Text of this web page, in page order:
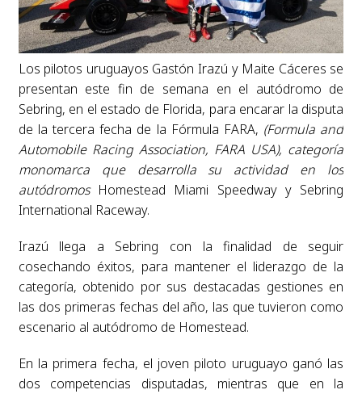
Los pilotos uruguayos Gastón Irazú y Maite Cáceres se
presentan este fin de semana en el autódromo de
Sebring, en el estado de Florida, para encarar la disputa
de la tercera fecha de la Fórmula FARA, (Formula and
Automobile Racing Association, FARA USA), categoría
monomarca que desarrolla su actividad en los
autódromosHomestead Miami Speedway y Sebring
International Raceway.
Irazú llega a Sebring con la finalidad de seguir
cosechando éxitos, para mantener el liderazgo de la
categoría, obtenido por sus destacadas gestiones en
las dos primeras fechas del año, las que tuvieron como
escenario al autódromo de Homestead.
En la primera fecha, el joven piloto uruguayo ganó las
dos competencias disputadas, mientras que en la